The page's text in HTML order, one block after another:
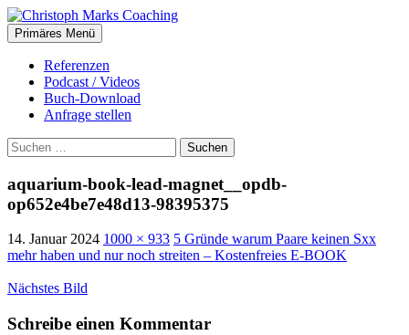
Christoph Marks Coaching
Suchen
Primäres Menü Zum
Inhalt
springen
Referenzen
Podcast / Videos
Buch-Download
Anfrage stellen
Suchen
nach:
aquarium-book-lead-magnet__opdb-
op652e4be7e48d13-98395375
14. Januar 2024 1000 × 933 5 Gründe warum Paare keinen Sxx
mehr haben und nur noch streiten – Kostenfreies E-BOOK
Nächstes Bild
Schreibe einen Kommentar